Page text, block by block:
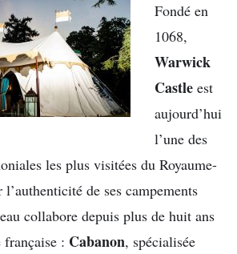
Fondé en
1068,
Warwick
Castle est
aujourd’hui
l’une des
les plus visitées du Royaume-
de ses campements
collabore depuis plus de huit ans
française : Cabanon, spécialisée